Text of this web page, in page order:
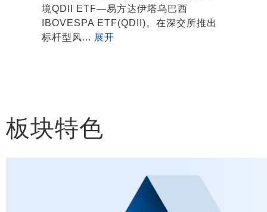
境QDII ETF—易方达伊塔乌巴西
IBOVESPA ETF(QDII)。在深交所推出
标杆型风... 展开
板块特色